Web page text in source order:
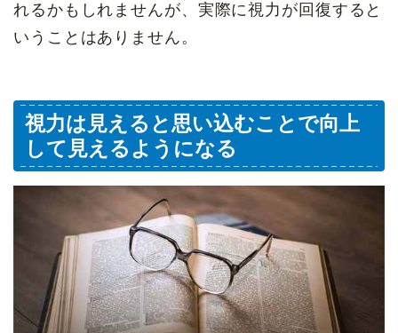
れるかもしれませんが、実際に視力が回復すると
いうことはありません。
視力は見えると思い込むことで向上
して見えるようになる